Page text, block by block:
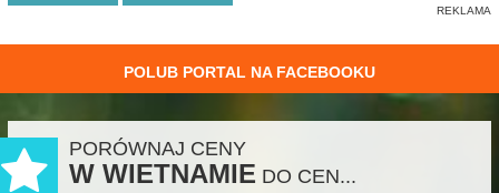
POLUB PORTAL NA FACEBOOKU
PORÓWNAJ CENY
W WIETNAMIE DO CEN...